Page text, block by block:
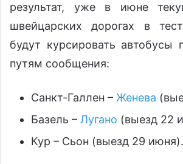
результат, уже в июне
швейцарских дорогах в
будут курсировать
путям сообщения:
Санкт-Галлен – Женева
Базель – Лугано (выезд 22
Кур – Сьон (выезд 29 июня).